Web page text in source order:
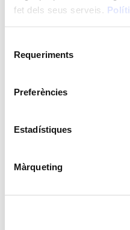
fet dels seus serveis.
Requeriments
Preferències
Estadístiques
Màrqueting
MANDONGUILLES AMB